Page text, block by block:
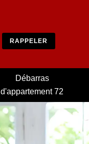
Débarras
d'appartement 72